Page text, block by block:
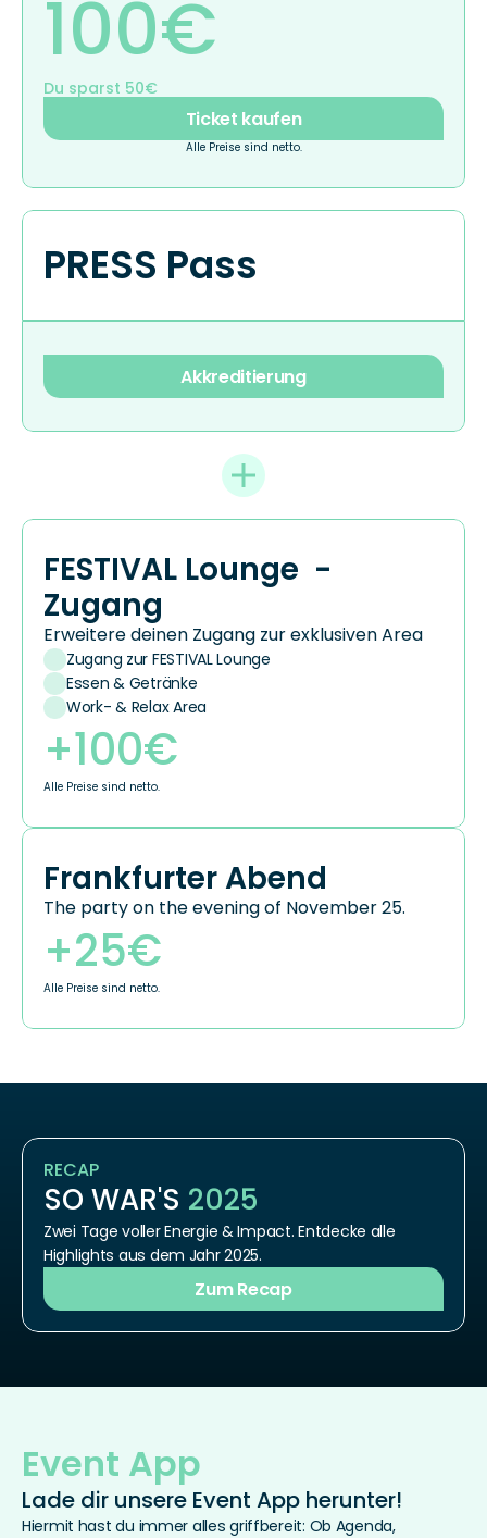
100€
Du sparst 50€
Ticket kaufen
Alle Preise sind netto.
PRESS Pass
Akkreditierung
FESTIVAL Lounge  -
Zugang
Erweitere deinen Zugang zur exklusiven Area
Zugang zur FESTIVAL Lounge
Essen & Getränke
Work- & Relax Area
+100€
Alle Preise sind netto.
Frankfurter Abend
The party on the evening of November 25.
+25€
Alle Preise sind netto.
RECAP
SO WAR'S 2025
Zwei Tage voller Energie & Impact. Entdecke alle
Highlights aus dem Jahr 2025.
Zum Recap
Event App
Lade dir unsere Event App herunter!
Hiermit hast du immer alles griffbereit: Ob Agenda,